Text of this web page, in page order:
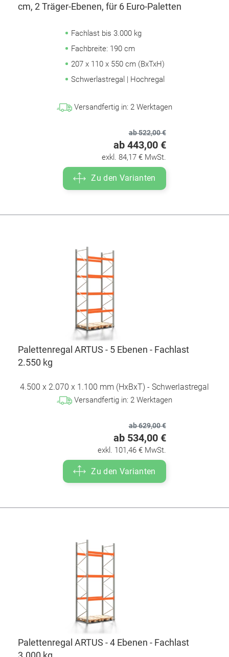
cm, 2 Träger-Ebenen, für 6 Euro-Paletten
Fachlast bis 3.000 kg
Fachbreite: 190 cm
207 x 110 x 550 cm (BxTxH)
Schwerlastregal | Hochregal
Versandfertig in: 2 Werktagen
ab 522,00 €
ab 443,00 €
exkl. 84,17 € MwSt.
Zu den Varianten
Palettenregal ARTUS - 5 Ebenen - Fachlast
2.550 kg
4.500 x 2.070 x 1.100 mm (HxBxT) - Schwerlastregal
Versandfertig in: 2 Werktagen
ab 629,00 €
ab 534,00 €
exkl. 101,46 € MwSt.
Zu den Varianten
Palettenregal ARTUS - 4 Ebenen - Fachlast